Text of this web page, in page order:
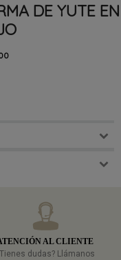
DE YUTE EN
AL CLIENTE
dudas? Llámanos